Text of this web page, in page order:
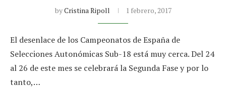
byCristina Ripoll 1 febrero, 2017
El desenlace de los Campeonatos de España de
Selecciones Autonómicas Sub-18 está muy cerca. Del 24
al 26 de este mes se celebrará la Segunda Fase y por lo
tanto,…